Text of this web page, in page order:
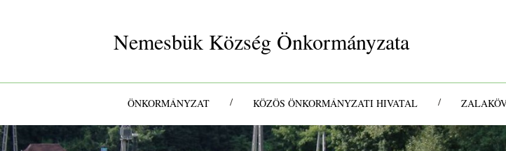
Nemesbük Község Önkormányzata
ÖNKORMÁNYZAT / KÖZÖS ÖNKORMÁNYZATI HIVATAL /